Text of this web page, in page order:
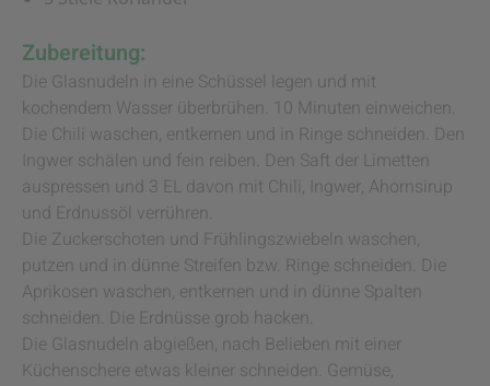
Zubereitung:
Die Glasnudeln in eine Schüssel legen und mit
kochendem Wasser überbrühen. 10 Minuten einweichen.
Die Chili waschen, entkernen und in Ringe schneiden. Den
Ingwer schälen und fein reiben. Den Saft der Limetten
auspressen und 3 EL davon mit Chili, Ingwer, Ahornsirup
und Erdnussöl verrühren.
Die Zuckerschoten und Frühlingszwiebeln waschen,
putzen und in dünne Streifen bzw. Ringe schneiden. Die
Aprikosen waschen, entkernen und in dünne Spalten
schneiden. Die Erdnüsse grob hacken.
Die Glasnudeln abgießen, nach Belieben mit einer
Küchenschere etwas kleiner schneiden. Gemüse,